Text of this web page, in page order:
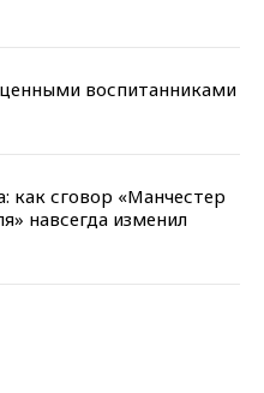
воспитанниками
как сговор «Манчестер
навсегда изменил